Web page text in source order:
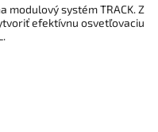
modulový systém TRACK. Z
efektívnu osvetľovaciu